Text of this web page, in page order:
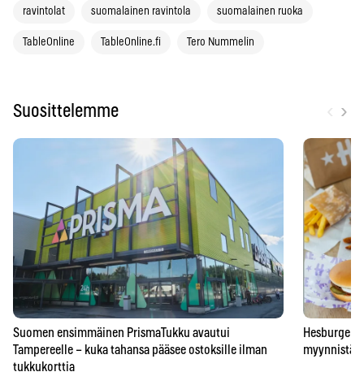
ravintolat suomalainen ravintola suomalainen ruoka
TableOnline TableOnline.fi Tero Nummelin
Suosittelemme ›
Suomen ensimmäinen PrismaTukku avautui
Tampereelle – kuka tahansa pääsee ostoksille ilman
tukkukorttia
myynnistä